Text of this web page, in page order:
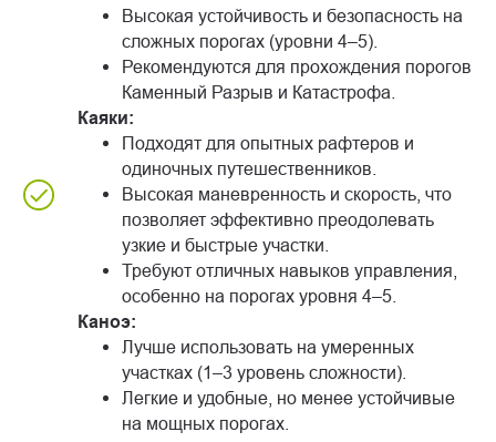
Высокая устойчивость и безопасность на
сложных порогах (уровни 4–5).
Рекомендуются для прохождения порогов
Каменный Разрыв и Катастрофа.
Каяки:
Подходят для опытных рафтеров и
одиночных путешественников.
Высокая маневренность и скорость, что
позволяет эффективно преодолевать
узкие и быстрые участки.
Требуют отличных навыков управления,
особенно на порогах уровня 4–5.
Каноэ:
Лучше использовать на умеренных
участках (1–3 уровень сложности).
Легкие и удобные, но менее устойчивые
на мощных порогах.